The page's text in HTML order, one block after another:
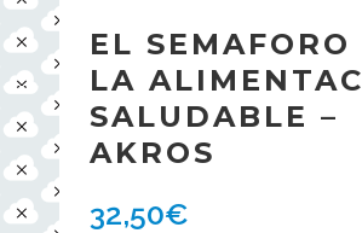
EL SEMAFORO
LA
SALUDABLE –
AKROS
32,50€